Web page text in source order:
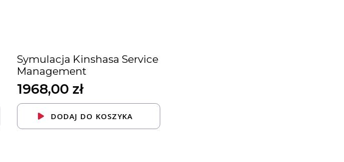
Symulacja Kinshasa Service
Management
1968,00 zł
DODAJ DO KOSZYKA